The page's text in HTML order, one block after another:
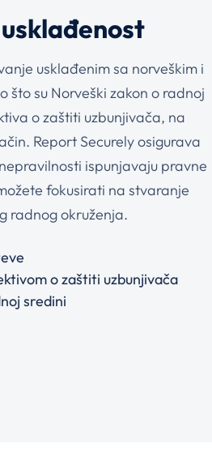
usklađenim sa norveškim i
što su Norveški zakon o radnoj
o zaštiti uzbunjivača, na
Report Securely osigurava
ispunjavaju pravne
fokusirati na stvaranje
radnog okruženja.
o zaštiti uzbunjivača
sredini